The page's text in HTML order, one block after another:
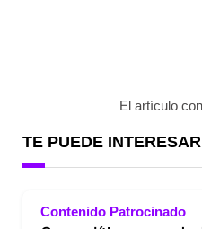
El artículo
TE PUEDE INTERESAR
Contenido Patrocinado